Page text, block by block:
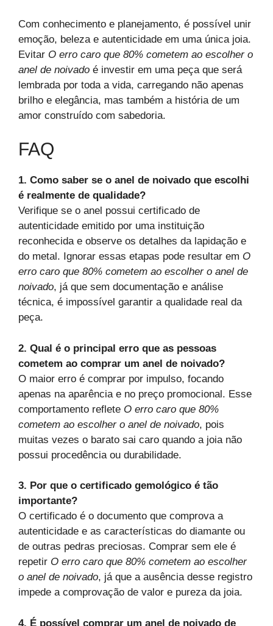
Com conhecimento e planejamento, é possível unir
emoção, beleza e autenticidade em uma única joia.
Evitar O erro caro que 80% cometem ao escolher o
anel de noivado é investir em uma peça que será
lembrada por toda a vida, carregando não apenas
brilho e elegância, mas também a história de um
amor construído com sabedoria.
FAQ
1. Como saber se o anel de noivado que escolhi
é realmente de qualidade?
Verifique se o anel possui certificado de
autenticidade emitido por uma instituição
reconhecida e observe os detalhes da lapidação e
do metal. Ignorar essas etapas pode resultar em O
erro caro que 80% cometem ao escolher o anel de
noivado, já que sem documentação e análise
técnica, é impossível garantir a qualidade real da
peça.
2. Qual é o principal erro que as pessoas
cometem ao comprar um anel de noivado?
O maior erro é comprar por impulso, focando
apenas na aparência e no preço promocional. Esse
comportamento reflete O erro caro que 80%
cometem ao escolher o anel de noivado, pois
muitas vezes o barato sai caro quando a joia não
possui procedência ou durabilidade.
3. Por que o certificado gemológico é tão
importante?
O certificado é o documento que comprova a
autenticidade e as características do diamante ou
de outras pedras preciosas. Comprar sem ele é
repetir O erro caro que 80% cometem ao escolher
o anel de noivado, já que a ausência desse registro
impede a comprovação de valor e pureza da joia.
4. É possível comprar um anel de noivado de